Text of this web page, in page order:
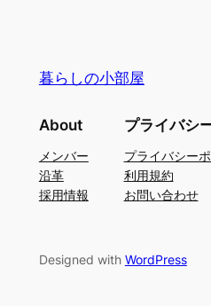
暮らしの小部屋
About
メンバー
沿革
採用情報
プライバシ
プライバシー
利用規約
お問い合わせ
Designed with WordPress